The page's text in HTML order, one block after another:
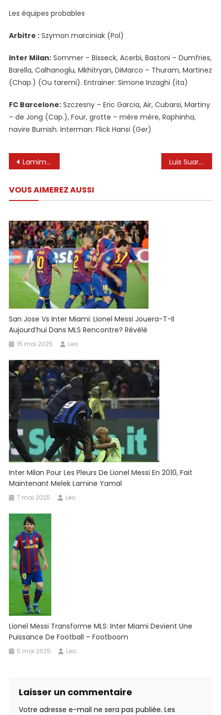
Les équipes probables
Arbitre :Szymon marciniak (Pol)
Inter Milan:Sommer – Bisseck, Acerbi, Bastoni – Dumfries,
Barella, Calhanoglu, Mkhitryan, DiMarco – Thuram, Martinez
(Chap.) (Ou taremi). Entrainer: Simone Inzaghi (ita)
FC Barcelone:Szczesny – Eric Garcia, Air, Cubarsi, Martiny
– de Jong (Cap.), Four, grotte – mère mère, Raphinha,
navire Burnish. Interman: Flick Hansi (Ger)
Navigation
l’article
Lamimine Yamal peut être le substitut de Lionel Messi dans le football | TUDN SOCCER Luis Suarez révèle ce que lui et Lionel Messi ne peuvent plus faire à Inter Miami
VOUS AIMEREZ AUSSI
San Jose Vs Inter Miami: Lionel Messi Jouera-T-Il
Aujourd’hui Dans MLS Rencontre? Révélé
15 mai 2025 Leo
Inter Milan Pour Les Pleurs De Lionel Messi En 2010, Fait
Maintenant Melek Lamine Yamal
7 mai 2025 Leo
Lionel Messi Transforme MLS: Inter Miami Devient Une
Puissance De Football – Footboom
5 mai 2025 Leo
Laisser un commentaire
Votre adresse e-mail ne sera pas publiée. Les